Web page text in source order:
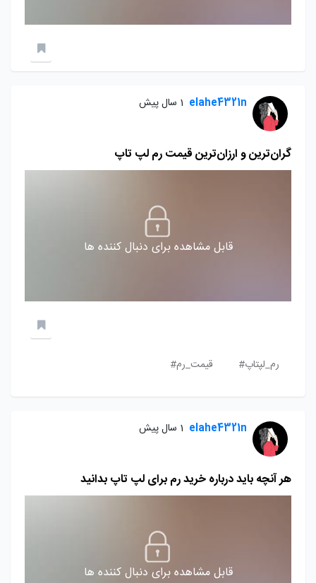
elahe4321n 1 سال پیش
گران‌ترین و ارزان‌ترین قیمت رم‌ لپ تاپ
قابل مشاهده برای دنبال کننده ها
رم_لپتاپ# قیمت_رم#
elahe4321n 1 سال پیش
هر آنچه باید درباره خرید رم برای لپ تاپ بدانید
قابل مشاهده برای دنبال کننده ها